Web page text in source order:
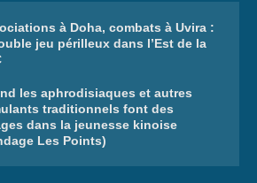
à Doha, combats à Uvira :
jeu périlleux dans l’Est de la
les aphrodisiaques et autres
traditionnels font des
dans la jeunesse kinoise
Les Points)